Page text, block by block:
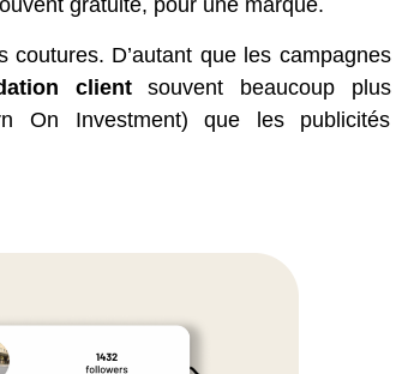
gratuite, pour une marque.
D’autant que les campagnes
clientsouvent beaucoup plus
On Investment) que les publicités